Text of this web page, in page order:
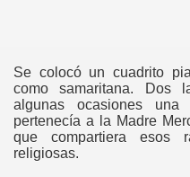
Se colocó un cuadrito
como samaritana. Dos
algunas ocasiones
pertenecía a la Madre
que compartiera esos
religiosas.